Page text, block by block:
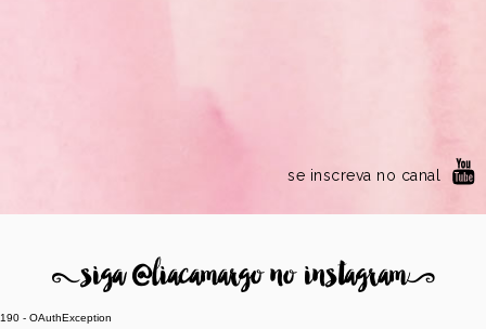
se inscreva no canal
8siga @liacamargo no instagram9
190 - OAuthException